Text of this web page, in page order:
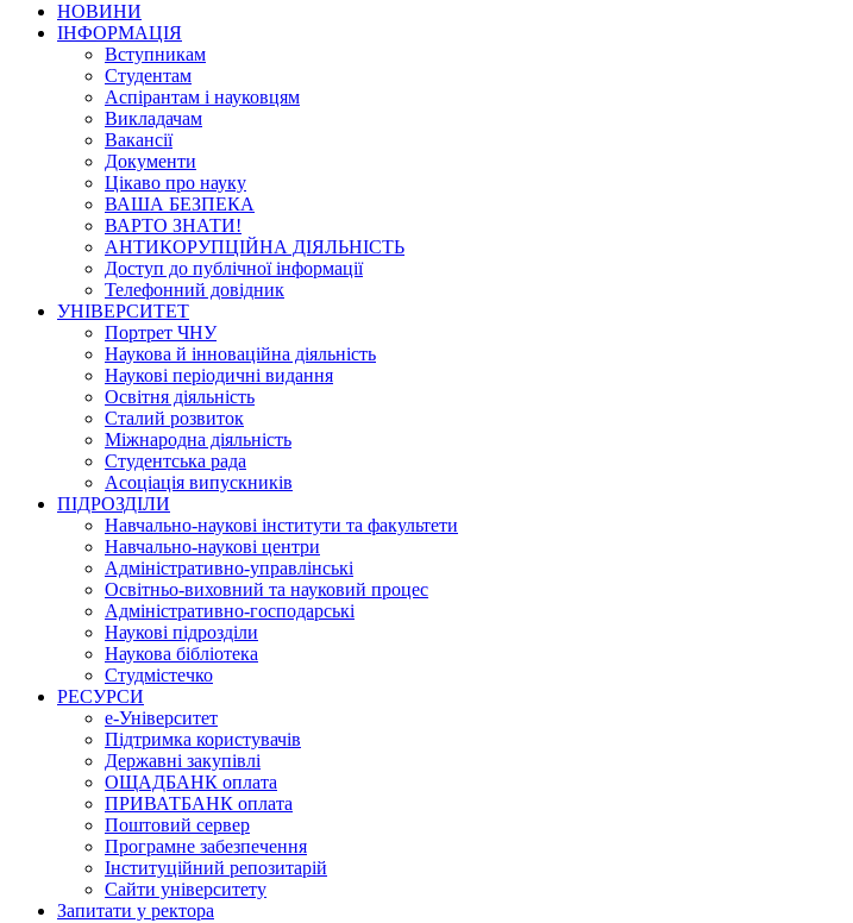
НОВИНИ
ІНФОРМАЦІЯ
Вступникам
Студентам
Аспірантам і науковцям
Викладачам
Вакансії
Документи
Цікаво про науку
ВАША БЕЗПЕКА
ВАРТО ЗНАТИ!
АНТИКОРУПЦІЙНА ДІЯЛЬНІСТЬ
Доступ до публічної інформації
Телефонний довідник
УНІВЕРСИТЕТ
Портрет ЧНУ
Наукова й інноваційна діяльність
Наукові періодичні видання
Освітня діяльність
Сталий розвиток
Міжнародна діяльність
Студентська рада
Асоціація випускників
ПІДРОЗДІЛИ
Навчально-наукові інститути та факультети
Навчально-наукові центри
Адміністративно-управлінські
Освітньо-виховний та науковий процес
Адміністративно-господарські
Наукові підрозділи
Наукова бібліотека
Студмістечко
РЕСУРСИ
е-Університет
Підтримка користувачів
Державні закупівлі
ОЩАДБАНК оплата
ПРИВАТБАНК оплата
Поштовий сервер
Програмне забезпечення
Інституційний репозитарій
Сайти університету
Запитати у ректора